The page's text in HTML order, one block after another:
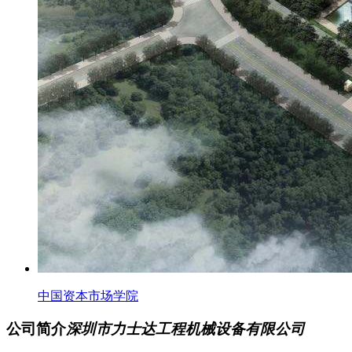
中国资本市场学院
公司简介深圳市力士达工程机械设备有限公司